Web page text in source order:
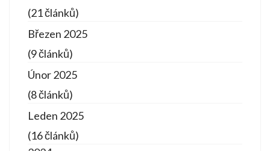
(21 článků)
Březen 2025
(9 článků)
Únor 2025
(8 článků)
Leden 2025
(16 článků)